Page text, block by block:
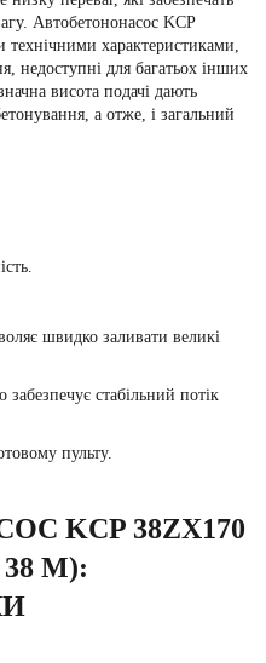
Автобетононасос KCP
технічними характеристиками,
недоступні для багатьох інших
висота подачі дають
а отже, і загальний
швидко заливати великі
стабільний потік
пульту.
KCP 38ZX170
М):